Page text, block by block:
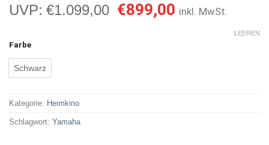
UVP: €1.099,00 Ursprünglicher
€899,00 Aktueller
inkl. MwSt.
Farbe
Schwarz
LEEREN
Kategorie: Heimkino
Schlagwort: Yamaha